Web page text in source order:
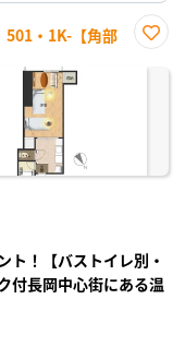
501・1K-【角部
に入
ト！【バストイレ別・
付長岡中心街にある温